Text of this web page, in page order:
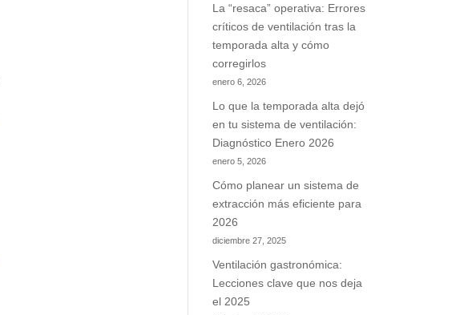
La “resaca” operativa: Errores
críticos de ventilación tras la
temporada alta y cómo
corregirlos
enero 6, 2026
Lo que la temporada alta dejó
en tu sistema de ventilación:
Diagnóstico Enero 2026
enero 5, 2026
Cómo planear un sistema de
extracción más eficiente para
2026
diciembre 27, 2025
Ventilación gastronómica:
Lecciones clave que nos deja
el 2025